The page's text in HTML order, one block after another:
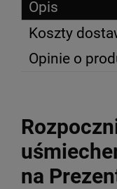
Opis
Koszty
Opinie o
na